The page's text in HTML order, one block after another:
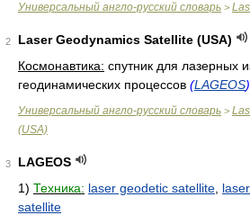
Универсальный англо-русский словарь >
2
Laser Geodynamics Satellite (USA)
Космонавтика: спутник для лазерных
геодинамических процессов (LAGEOS)
Универсальный англо-русский словарь >
(USA)
3
LAGEOS
1) Техника: laser geodetic satellite
satellite